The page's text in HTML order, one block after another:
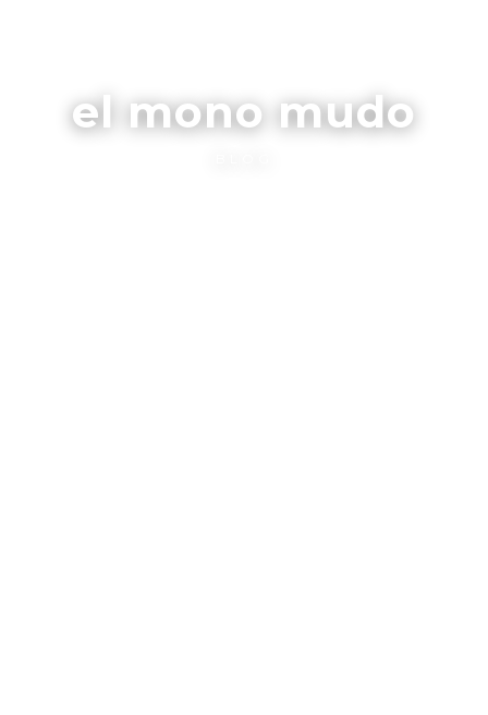
el mono mudo